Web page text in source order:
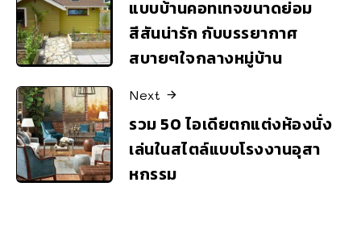
แบบบ้านคอทเทจขนาดย่อม
สีสันน่ารัก กับบรรยากาศ
สบายๆใจกลางหมู่บ้าน
Next
รวม 50 ไอเดียตกแต่งห้องนั่ง
เล่นในสไตล์แบบโรงงานอุสา
หกรรม